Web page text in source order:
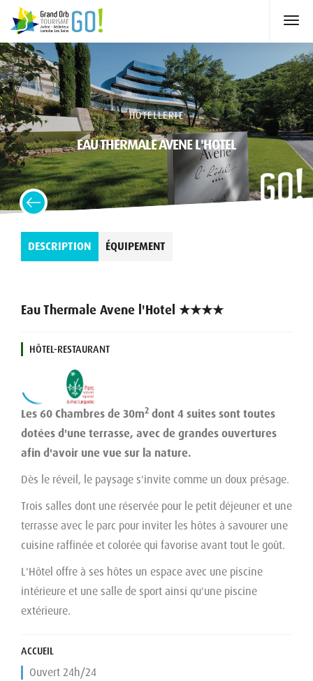
HÔTELLERIE
EAU THERMALE AVENE L'HOTEL
DESCRIPTION ÉQUIPEMENT
Eau Thermale Avene l'Hotel ★★★★
HÔTEL-RESTAURANT
Les 60 Chambres de 30m2 dont 4 suites sont toutes
dotées d'une terrasse, avec de grandes ouvertures
afin d'avoir une vue sur la nature.
Dès le réveil, le paysage s'invite comme un doux présage.
Trois salles dont une réservée pour le petit déjeuner et une
terrasse avec le parc pour inviter les hôtes à savourer une
cuisine raffinée et colorée qui favorise avant tout le goût.
L'Hôtel offre à ses hôtes un espace avec une piscine
intérieure et une salle de sport ainsi qu'une piscine
extérieure.
ACCUEIL
Ouvert 24h/24